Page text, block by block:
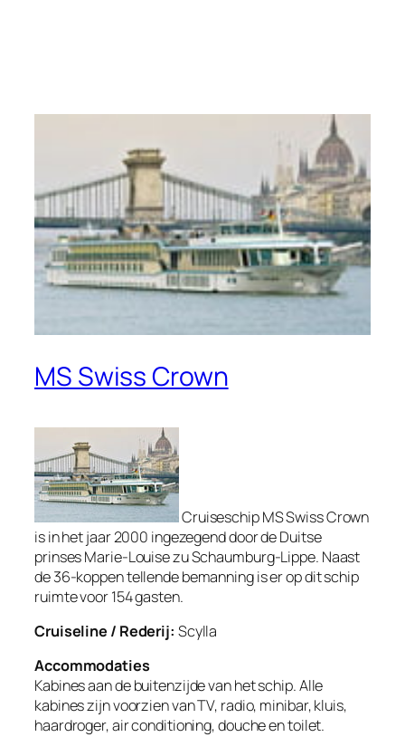
MS Swiss Crown
Cruiseschip MS Swiss Crown
is in het jaar 2000 ingezegend door de Duitse
prinses Marie-Louise zu Schaumburg-Lippe. Naast
de 36-koppen tellende bemanning is er op dit schip
ruimte voor 154 gasten.
Cruiseline / Rederij: Scylla
Accommodaties
Kabines aan de buitenzijde van het schip. Alle
kabines zijn voorzien van TV, radio, minibar, kluis,
haardroger, air conditioning, douche en toilet.